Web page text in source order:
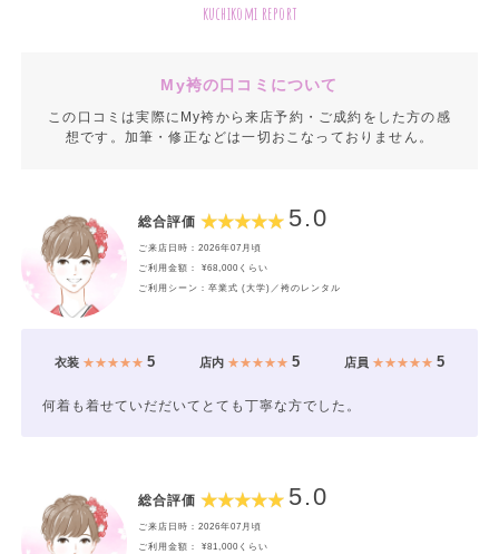
kuchikomi report
My袴の口コミについて
この口コミは実際にMy袴から来店予約・ご成約をした方の感
想です。加筆・修正などは一切おこなっておりません。
総合評価 5.0
ご来店日時：2026年07月頃
ご利用金額： ¥68,000くらい
ご利用シーン：卒業式 (大学)／袴のレンタル
衣装★★★★★ 5 店内★★★★★ 5 店員 ★★★★★5
何着も着せていだだいてとても丁寧な方でした。
総合評価 5.0
ご来店日時：2026年07月頃
ご利用金額： ¥81,000くらい